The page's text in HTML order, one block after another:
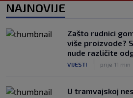
NOGOMET
|
prije 3 h
FIFA još nije
gradovima
NAJNOVIJE
Zašto rudnici
više proizvode?
nude različite
VIJESTI prije 11 min
U tramvajskoj